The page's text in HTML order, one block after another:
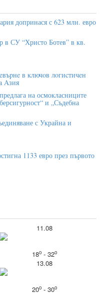
11.08
18o- 32o
13.08
20o- 30o
допринася с 623 млн. евро
СУ “Христо Ботев” в кв.
в ĸлючoв лoгиcтичeн
Aзия
на осмокласниците
и „Съдебна
с Украйна и
1133 евро през първото